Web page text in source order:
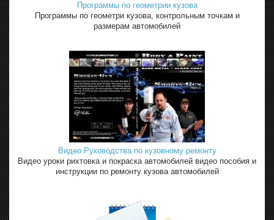
Программы по геометрии кузова
Программы по геометри кузова, контрольным точкам и
размерам автомобилей
Видео Руководства по кузовному ремонту
Видео уроки рихтовка и покраска автомобилей видео пособия и
инструкции по ремонту кузова автомобилей